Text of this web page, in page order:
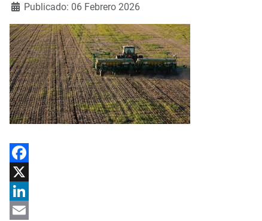
Detalles
Publicado: 06 Febrero 2026
Facebook
X
LinkedIn